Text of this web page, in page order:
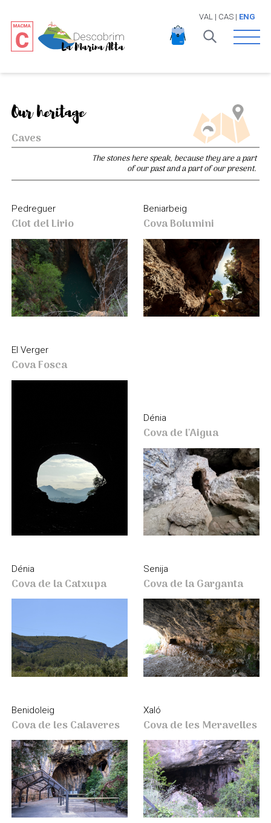
VAL | CAS| ENG
Open
Our heritage
Caves
The stones here speak, because they are a part
of our past and a part of our present.
Pedreguer
Clot del Lirio
Beniarbeig
Cova Bolumini
El Verger
Cova Fosca
Dénia
Cova de l'Aigua
Dénia
Cova de la Catxupa
Senija
Cova de la Garganta
Benidoleig
Cova de les Calaveres
Xaló
Cova de les Meravelles